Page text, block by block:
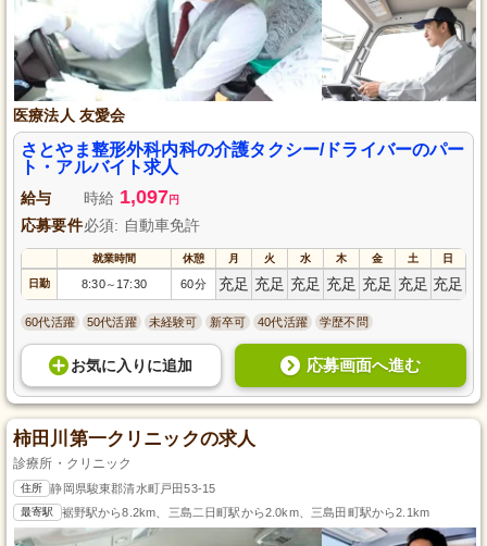
医療法人 友愛会
さとやま整形外科内科の介護タクシー/ドライバーのパー
ト・アルバイト求人
給与 時給 1,097円
応募要件必須: 自動車免許
就業時間 休憩 月 火 水 木 金 土 日
日勤 8:30～ 17:30 60分 充足 充足 充足 充足 充足 充足 充足
60代活躍 50代活躍 未経験可 新卒可 40代活躍 学歴不問
お気に入り に追加 応募画面へ進む
柿田川第一クリニックの求人
診療所・クリニック
住所 静岡県駿東郡清水町戸田53-15
最寄駅 裾野駅から8.2km、三島二日町駅から2.0km、三島田町駅から2.1km